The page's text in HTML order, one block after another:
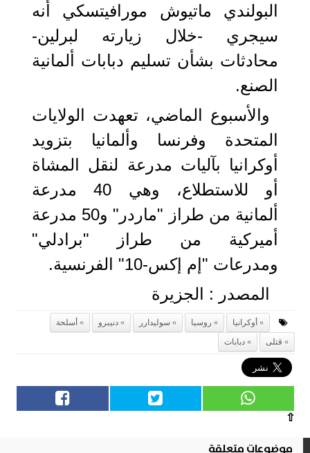
البولندي ماتيوش مورافيتسكي أنه
سيجري -خلال زيارته لبرلين-
محادثات بشأن تسليم دبابات ألمانية
الصنع.
والأسبوع الماضي، تعهدت الولايات
المتحدة وفرنسا وألمانيا بتزويد
أوكرانيا بآليات مدرعة لنقل المشاة
أو للاستطلاع، وهي 40 مدرعة
ألمانية من طراز "ماردر" و50 مدرعة
أميركية من طراز "برادلي"
ومدرعات "إم إكس-10" الفرنسية.
المصدر : الجزيرة
أوكرانيا روسيا سوليدارر دنيبرو
أسلحة
قتلى
دبابات
⇧
موضوعات متعلقة